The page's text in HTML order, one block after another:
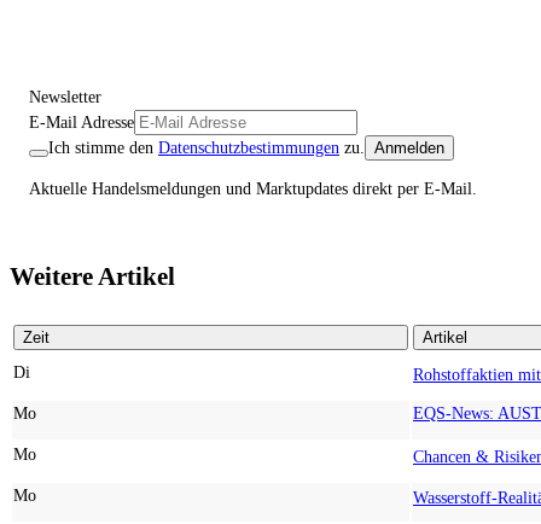
Newsletter
E-Mail Adresse
Ich stimme den Datenschutzbestimmungen zu. Anmelden
Aktuelle Handelsmeldungen und Marktupdates direkt per E-Mail.
Weitere Artikel
Zeit
Artikel
Di
Mo
Mo
Mo